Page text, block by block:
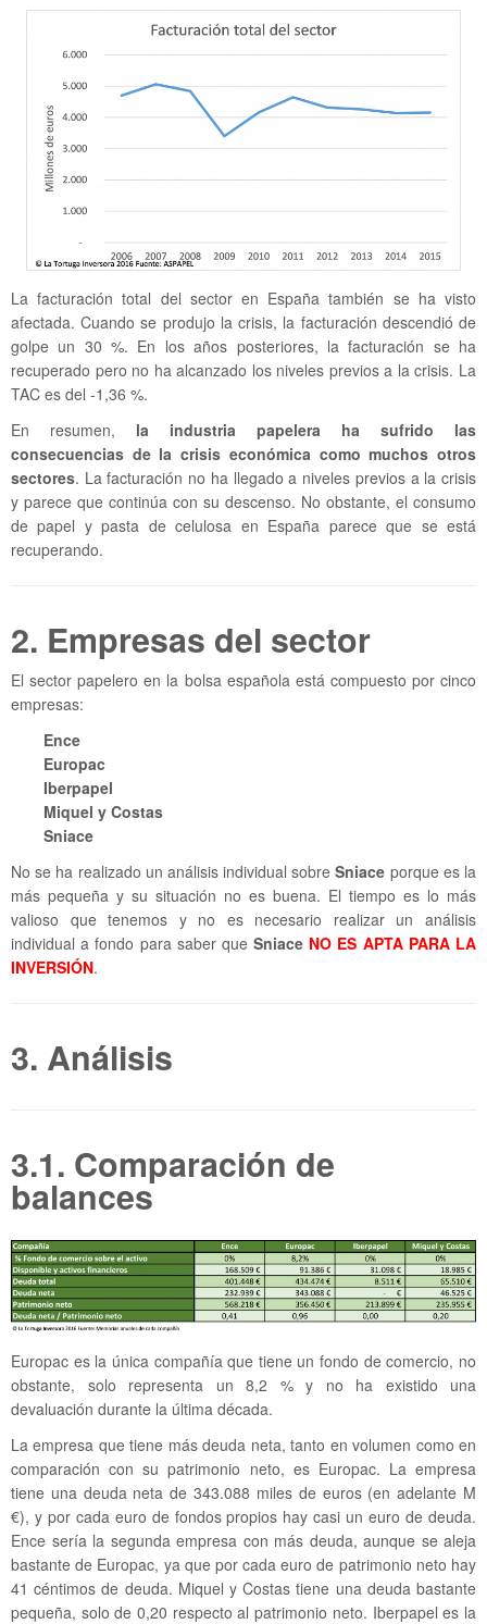
La facturación total del sector en España también se ha visto
afectada. Cuando se produjo la crisis, la facturación descendió de
golpe un 30 %. En los años posteriores, la facturación se ha
recuperado pero no ha alcanzado los niveles previos a la crisis. La
TAC es del -1,36 %.
En resumen, la industria papelera ha sufrido las
consecuencias de la crisis económica como muchos otros
sectores. La facturación no ha llegado a niveles previos a la crisis
y parece que continúa con su descenso. No obstante, el consumo
de papel y pasta de celulosa en España parece que se está
recuperando.
2. Empresas del sector
El sector papelero en la bolsa española está compuesto por cinco
empresas:
Ence
Europac
Iberpapel
Miquel y Costas
Sniace
No se ha realizado un análisis individual sobreSniace porque es la
más pequeña y su situación no es buena. El tiempo es lo más
valioso que tenemos y no es necesario realizar un análisis
individual a fondo para saber queSniace NO ES APTA PARA LA
INVERSIÓN.
3. Análisis
3.1. Comparación de
balances
Europac es la única compañía que tiene un fondo de comercio, no
obstante, solo representa un 8,2 % y no ha existido una
devaluación durante la última década.
La empresa que tiene más deuda neta, tanto en volumen como en
comparación con su patrimonio neto, es Europac. La empresa
tiene una deuda neta de 343.088 miles de euros (en adelante M
€), y por cada euro de fondos propios hay casi un euro de deuda.
Ence sería la segunda empresa con más deuda, aunque se aleja
bastante de Europac, ya que por cada euro de patrimonio neto hay
41 céntimos de deuda. Miquel y Costas tiene una deuda bastante
pequeña, solo de 0,20 respecto al patrimonio neto. Iberpapel es la